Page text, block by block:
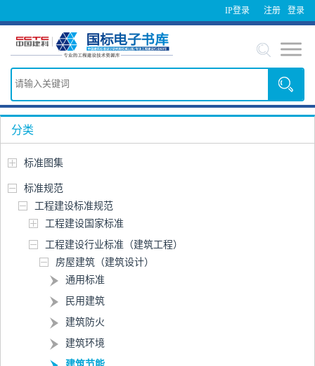
IP登录 登录
注册
分类
标准图集
标准规范
工程建设标准规范
工程建设国家标准
工程建设行业标准（建筑工程）
房屋建筑（建筑设计）
通用标准
民用建筑
建筑防火
建筑环境